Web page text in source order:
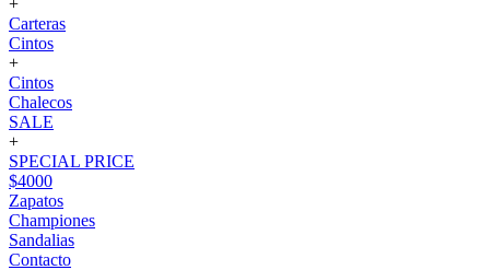
+
Carteras
Cintos
+
Cintos
Chalecos
SALE
+
SPECIAL PRICE
$4000
Zapatos
Championes
Sandalias
Contacto